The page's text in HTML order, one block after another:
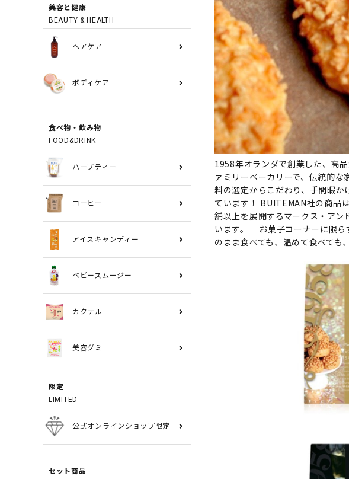
1958年オランダで創業した、高
ァミリーベーカリーで、伝統的
料の選定からこだわり、手間暇
ています！ BUITEMAN社の商品
舗以上を展開するマークス・ア
います。 お菓子コーナーに限ら
のまま食べても、温めて食べても
美容と健康
BEAUTY & HEALTH
ヘアケア
ボディケア
食べ物・飲み物
FOOD&DRINK
ハーブティー
コーヒー
アイスキャンディー
ベビースムージー
カクテル
美容グミ
限定
LIMITED
公式オンラインショップ限定
セット商品